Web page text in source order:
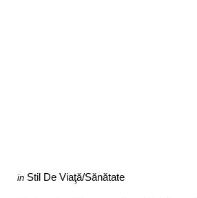
Categories
Posted
in Stil De Viaţă/Sănătate